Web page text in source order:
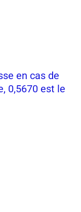
en cas de
0,5670 est le